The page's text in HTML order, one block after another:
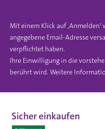
Mit einem Klick auf
angegebene Email-Adresse
verpflichtet haben.
Ihre Einwilligung in die
berührt wird. Weitere
Sicher einkaufen